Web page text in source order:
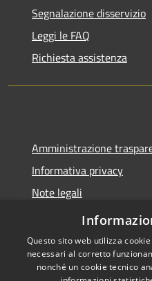
Segnalazione disservizio
Leggi le FAQ
Richiesta assistenza
Amministrazione
Informativa privacy
Note legali
Dichiarazione di
Questo sito web utilizza
necessari al corretto
nonché un cookie tecnico